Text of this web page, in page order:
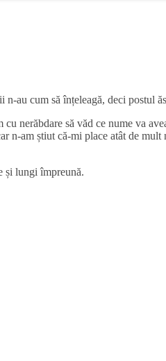
au cum să înțeleagă, deci postul
nerăbdare să văd ce nume va
n-am știut că-mi place atât de mult
și lungi împreună.